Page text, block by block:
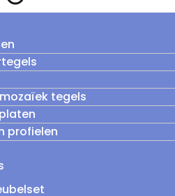
tegels
profielen